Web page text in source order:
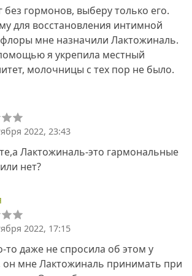
без гормонов, выберу только его.
для восстановления интимной
мне назначили Лактожиналь.
я укрепила местный
молочницы с тех пор не было.
2022, 23:43
Лактожиналь-это гармональные
нет?
2022, 17:15
то даже не спросила об этом у
он мне Лактожиналь принимать при